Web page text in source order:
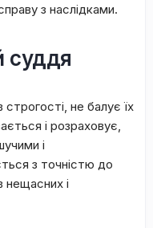
з наслідками.
суддя
не балує їх
і розраховує,
і
з точністю до
і